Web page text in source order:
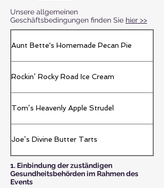
Unsere allgemeinen
Geschäftsbedingungen finden Sie hier >>
Aunt Bette's Homemade Pecan Pie
Rockin’ Rocky Road Ice Cream
Tom’s Heavenly Apple Strudel
Joe’s Divine Butter Tarts
1. Einbindung der zuständigen
Gesundheitsbehörden im Rahmen des
Events